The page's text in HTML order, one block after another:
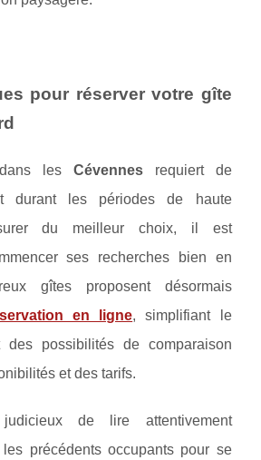
pour réserver votre gîte
lesCévennes requiert de
durant les périodes de haute
du meilleur choix, il est
ses recherches bien en
gîtes proposent désormais
en ligne, simplifiant le
des possibilités de comparaison
et des tarifs.
de lire attentivement
précédents occupants pour se